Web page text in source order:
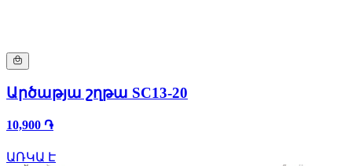
Արծաթյա շղթա SC13-20
10,900 ֏
ԱՌԿԱ Է